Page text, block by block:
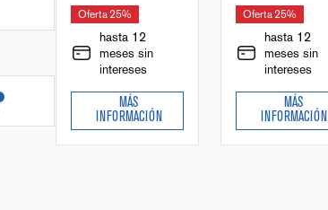
Oferta25%
hasta 12
meses sin
intereses
MÁS
INFORMACIÓN
Oferta25%
hasta 12
meses sin
intereses
MÁS
INFORMACIÓN